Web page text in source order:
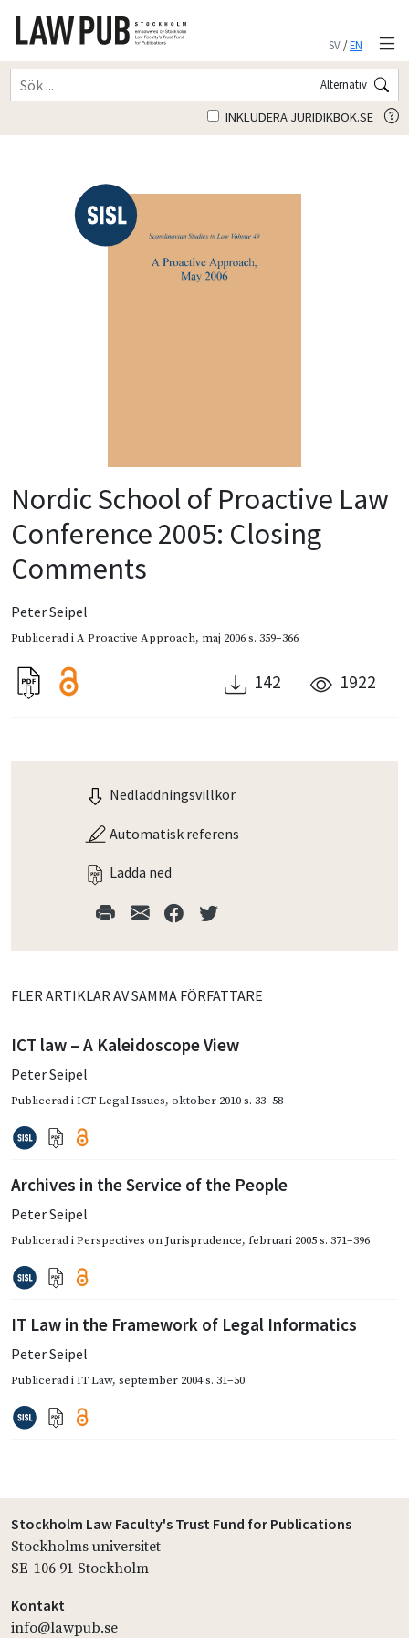
SV/EN
Alternativ
INKLUDERA JURIDIKBOK.SE
Nordic School of Proactive Law
Conference 2005: Closing
Comments
Peter Seipel
Publicerad iA Proactive Approach, maj 2006s. 359–366
142 1922
Nedladdningsvillkor
Automatisk referens
Ladda ned
FLER ARTIKLAR AV SAMMA FÖRFATTARE
ICT law – A Kaleidoscope View
Peter Seipel
Publicerad iICT Legal Issues, oktober 2010s. 33–58
Archives in the Service of the People
Peter Seipel
Publicerad iPerspectives on Jurisprudence, februari 2005s. 371–396
IT Law in the Framework of Legal Informatics
Peter Seipel
Publicerad iIT Law, september 2004s. 31–50
Stockholm Law Faculty's Trust Fund for Publications
Stockholms universitet
SE-106 91 Stockholm
Kontakt
info@lawpub.se